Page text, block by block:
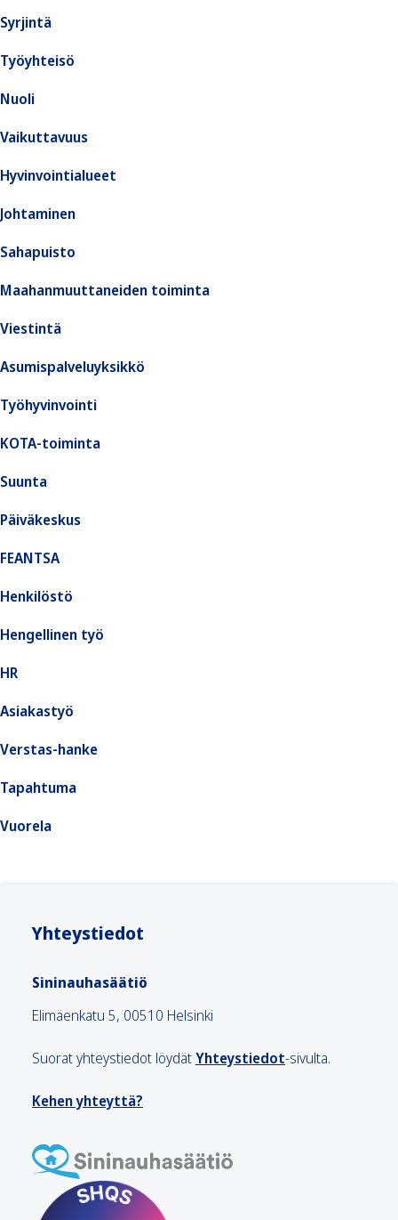
Syrjintä
Työyhteisö
Nuoli
Vaikuttavuus
Hyvinvointialueet
Johtaminen
Sahapuisto
Maahanmuuttaneiden toiminta
Viestintä
Asumispalveluyksikkö
Työhyvinvointi
KOTA-toiminta
Suunta
Päiväkeskus
FEANTSA
Henkilöstö
Hengellinen työ
HR
Asiakastyö
Verstas-hanke
Tapahtuma
Vuorela
Yhteystiedot
Sininauhasäätiö
Elimäenkatu 5, 00510 Helsinki
Suorat yhteystiedot löydätYhteystiedot-sivulta.
Kehen yhteyttä?